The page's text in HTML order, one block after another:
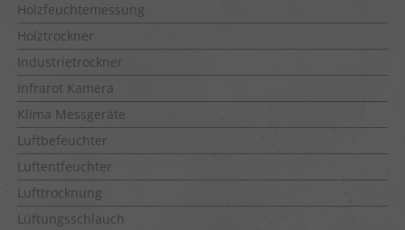
Holzfeuchtemessung
Holztrockner
Industrietrockner
Infrarot Kamera
Klima Messgeräte
Luftbefeuchter
Luftentfeuchter
Lufttrocknung
Lüftungsschlauch